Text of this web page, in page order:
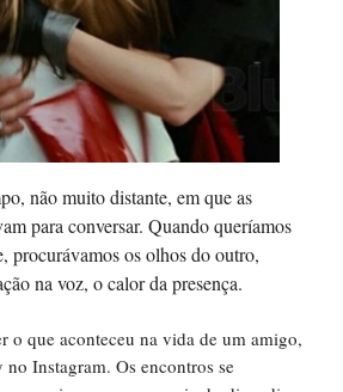
não muito distante, em que as
para conversar. Quando queríamos
procurávamos os olhos do outro,
na voz, o calor da presença.
o que aconteceu na vida de um amigo,
no Instagram. Os encontros se